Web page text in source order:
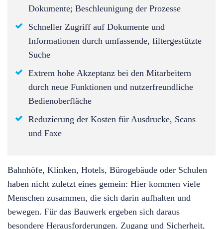
Dokumente; Beschleunigung der Prozesse
Schneller Zugriff auf Dokumente und
Informationen durch umfassende, filtergestützte
Suche
Extrem hohe Akzeptanz bei den Mitarbeitern
durch neue Funktionen und nutzerfreundliche
Bedienoberfläche
Reduzierung der Kosten für Ausdrucke, Scans
und Faxe
Bahnhöfe, Klinken, Hotels, Bürogebäude oder Schulen
haben nicht zuletzt eines gemein: Hier kommen viele
Menschen zusammen, die sich darin aufhalten und
bewegen. Für das Bauwerk ergeben sich daraus
besondere Herausforderungen. Zugang und Sicherheit,